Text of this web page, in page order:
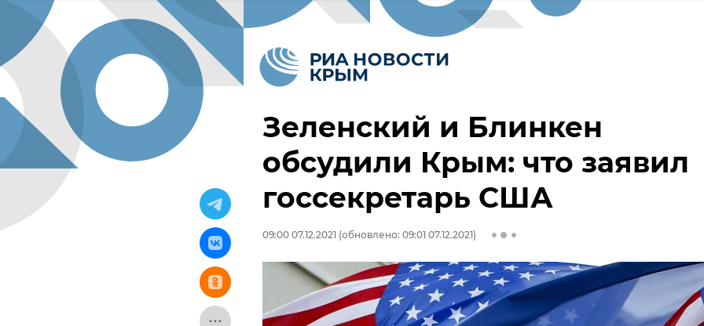
Зеленский и Блинкен
обсудили Крым: что заявил
госсекретарь США
09:00 07.12.2021 (обновлено: 09:01 07.12.2021)